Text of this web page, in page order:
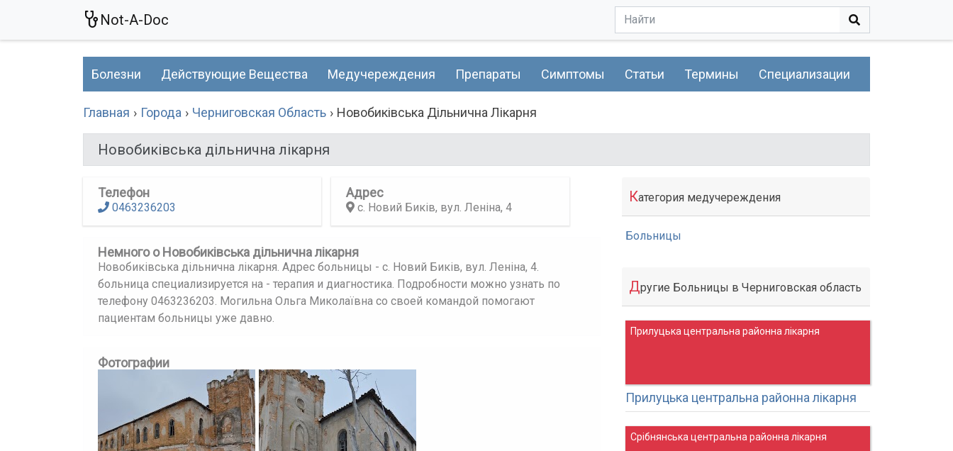
Not-A-Doc
Болезни Действующие Вещества Медучереждения Препараты Симптомы Статьи Термины Специализации
Главная Города Черниговская Область Новобиківська Дільнична Лікарня
Новобиківська дільнична лікарня
Телефон
0463236203
Адрес
с. Новий Биків, вул. Леніна, 4
Немного о Новобиківська дільнична лікарня
Новобиківська дільнична лікарня. Адрес больницы - с. Новий Биків, вул. Леніна, 4.
больница специализируется на - терапия и диагностика. Подробности можно узнать по
телефону 0463236203. Могильна Ольга Миколаївна со своей командой помогают
пациентам больницы уже давно.
Фотографии
Категория медучереждения
Больницы
Другие Больницы в Черниговская область
Прилуцька центральна районна лікарня
Прилуцька центральна районна лікарня
Срібнянська центральна районна лікарня